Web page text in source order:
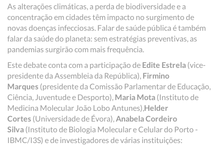
As alterações climáticas, a perda de biodiversidade e a
concentração em cidades têm impacto no surgimento de
novas doenças infecciosas. Falar de saúde pública é também
falar da saúde do planeta: sem estratégias preventivas, as
pandemias surgirão com mais frequência.
Este debate conta com a participação de Edite Estrela (vice-
presidente da Assembleia da República), Firmino
Marques (presidente da Comissão Parlamentar de Educação,
Ciência, Juventude e Desporto), Maria Mota (Instituto de
Medicina Molecular João Lobo Antunes),Helder
Cortes (Universidade de Évora),Anabela Cordeiro
Silva (Instituto de Biologia Molecular e Celular do Porto -
IBMC/I3S) e de investigadores de várias instituições: